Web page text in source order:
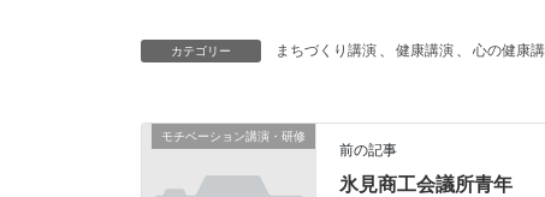
カテゴリー まちづくり講演 、 健康講演 、 心の健康
モチベーション講演・研修
前の記事
氷見商工会議所青年